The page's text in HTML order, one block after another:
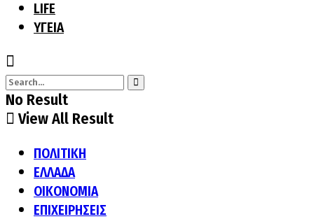
LIFE
ΥΓΕΙΑ
No Result
View All Result
ΠΟΛΙΤΙΚΗ
ΕΛΛΑΔΑ
ΟΙΚΟΝΟΜΙΑ
ΕΠΙΧΕΙΡΗΣΕΙΣ